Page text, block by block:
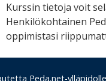
Kurssin tietoja voit
Henkilökohtainen
oppimistasi
Peda.net-ylläpidolle